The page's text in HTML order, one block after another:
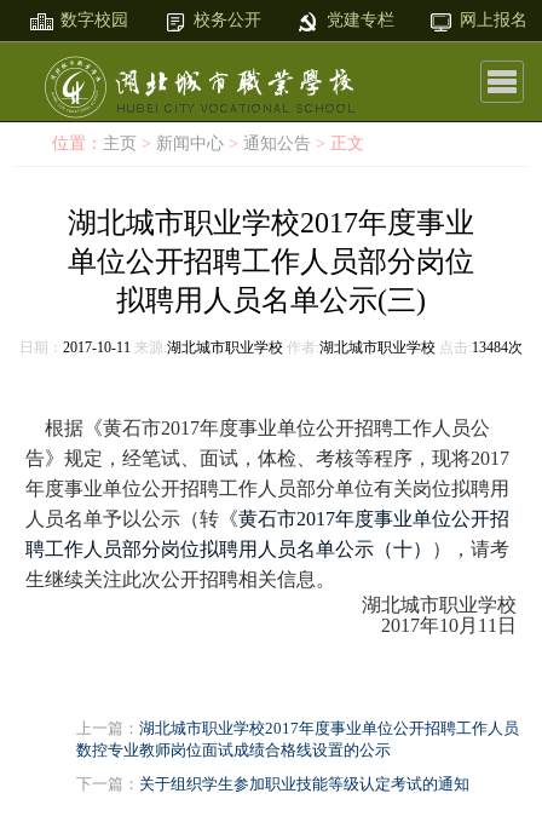
数字校园 校务公开 党建专栏 网上报名
位置： 主页 > 新闻中心 >通知公告 > 正文
湖北城市职业学校2017年度事业
单位公开招聘工作人员部分岗位
拟聘用人员名单公示(三)
日期： 2017-10-11 来源:湖北城市职业学校 作者:湖北城市职业学校 点击:13484次
根据《黄石市2017年度事业单位公开招聘工作人员公
告》规定，经笔试、面试，体检、考核等程序，现将2017
年度事业单位公开招聘工作人员部分单位有关岗位拟聘用
人员名单予以公示（转《黄石市2017年度事业单位公开招
聘工作人员部分岗位拟聘用人员名单公示（十） ），请考
生继续关注此次公开招聘相关信息。
湖北城市职业学校
2017年10月11日
上一篇：湖北城市职业学校2017年度事业单位公开招聘工作人员
数控专业教师岗位面试成绩合格线设置的公示
下一篇： 关于组织学生参加职业技能等级认定考试的通知